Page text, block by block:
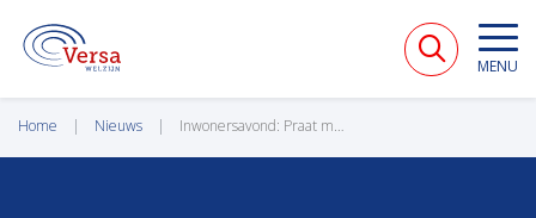
VERSA WELZIJN MENU
Home Nieuws Inwonersavond: Praat mee over de toekomst van zorg en welzijn – 28/1 Hilversum Schuilhof!